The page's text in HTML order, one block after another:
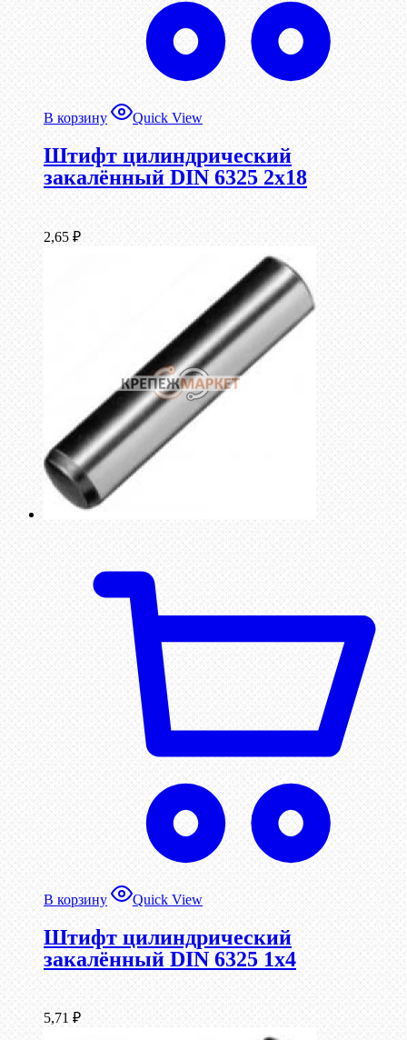
В корзину Quick View
Штифт цилиндрический
закалённый DIN 6325 2х18
2,65 ₽
В корзину Quick View
Штифт цилиндрический
закалённый DIN 6325 1х4
5,71 ₽